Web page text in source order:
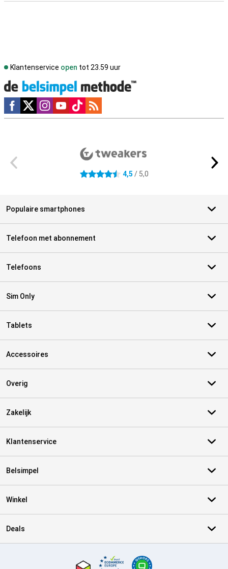
Klantenservice open tot 23.59 uur
Social media
4.5 sterren 4,5 / 5,0
Populaire smartphones
Telefoon met abonnement
Telefoons
Sim Only
Tablets
Accessoires
Overig
Zakelijk
Klantenservice
Belsimpel
Winkel
Deals